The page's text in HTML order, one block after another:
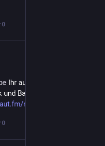
0
Ihr auch ?  Um 8 Uhr geht
Balladen. Wir wünschen
laut.fm/radiohaspe
0